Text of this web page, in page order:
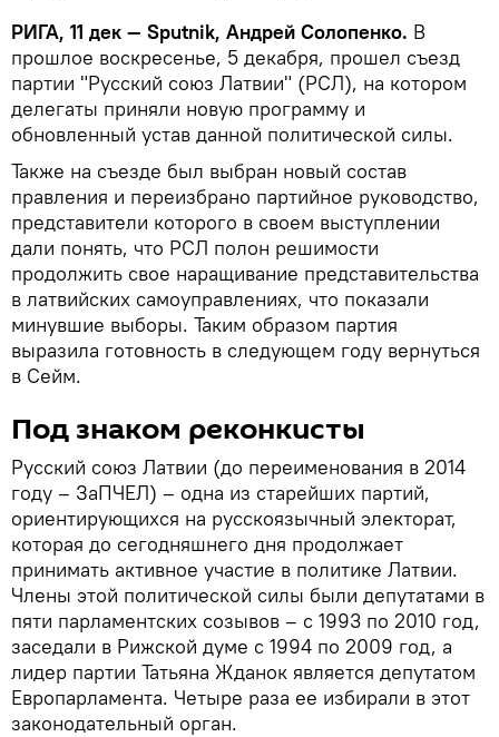
РИГА, 11 дек — Sputnik, Андрей Солопенко. В
прошлое воскресенье, 5 декабря, прошел съезд
партии "Русский союз Латвии" (РСЛ), на котором
делегаты приняли новую программу и
обновленный устав данной политической силы.
Также на съезде был выбран новый состав
правления и переизбрано партийное руководство,
представители которого в своем выступлении
дали понять, что РСЛ полон решимости
продолжить свое наращивание представительства
в латвийских самоуправлениях, что показали
минувшие выборы. Таким образом партия
выразила готовность в следующем году вернуться
в Сейм.
Под знаком реконкисты
Русский союз Латвии (до переименования в 2014
году – ЗаПЧЕЛ) – одна из старейших партий,
ориентирующихся на русскоязычный электорат,
которая до сегодняшнего дня продолжает
принимать активное участие в политике Латвии.
Члены этой политической силы были депутатами в
пяти парламентских созывов – с 1993 по 2010 год,
заседали в Рижской думе с 1994 по 2009 год, а
лидер партии Татьяна Жданок является депутатом
Европарламента. Четыре раза ее избирали в этот
законодательный орган.